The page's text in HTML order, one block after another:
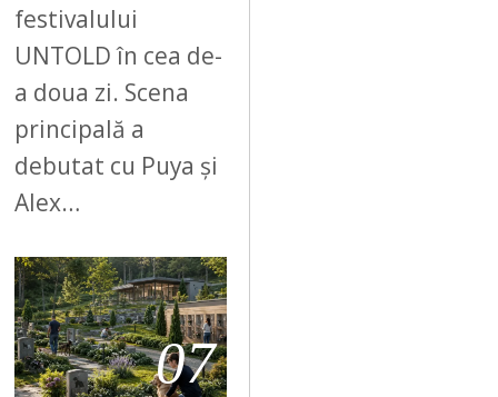
festivalului
UNTOLD în cea de-
a doua zi. Scena
principală a
debutat cu Puya și
Alex…
07